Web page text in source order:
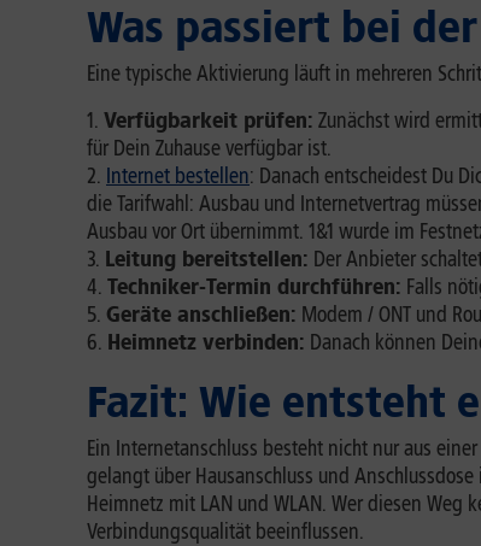
Was passiert bei
Eine typische Aktivierung läuft in mehreren
Verfügbarkeit prüfen: Zunächst wird
für Dein Zuhause verfügbar ist.
Internet bestellen: Danach entscheidest Du
die Tarifwahl: Ausbau und Internetvertrag
Ausbau vor Ort übernimmt. 1&1 wurde im
Leitung bereitstellen: Der Anbieter
Techniker-Termin durchführen: Falls
Geräte anschließen: Modem / ONT und
Heimnetz verbinden: Danach können
Fazit: Wie entsteht
Ein Internetanschluss besteht nicht nur aus
gelangt über Hausanschluss und
Heimnetz mit LAN und WLAN. Wer diesen Weg
Verbindungsqualität beeinflussen.